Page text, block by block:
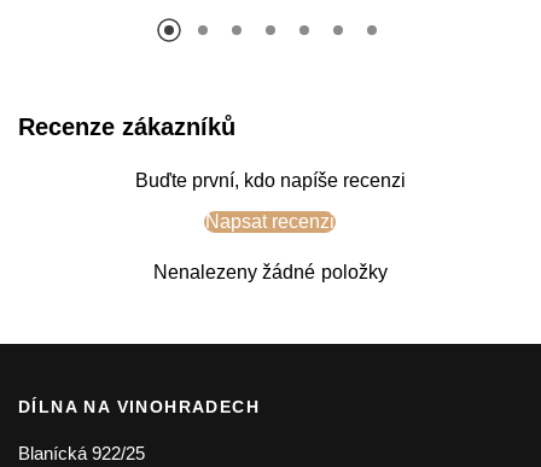
Recenze zákazníků
Buďte první, kdo napíše recenzi
Napsat recenzi
Nenalezeny žádné položky
DÍLNA NA VINOHRADECH
Blanícká 922/25